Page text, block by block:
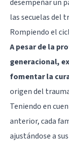
desempeñar un
las secuelas del
Rompiendo el
A pesar de la
generacional,
fomentar la
origen del
Teniendo en
anterior, cada
ajustándose a